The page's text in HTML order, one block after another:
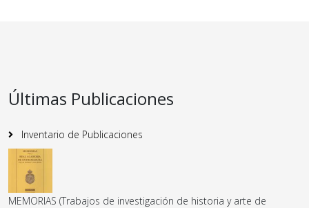
Últimas Publicaciones
Inventario de Publicaciones
MEMORIAS (Trabajos de investigación de historia y arte de